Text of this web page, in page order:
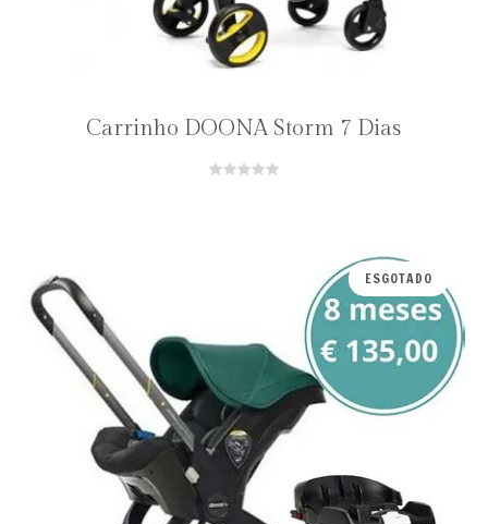
Carrinho DOONA Storm 7 Dias
ESGOTADO